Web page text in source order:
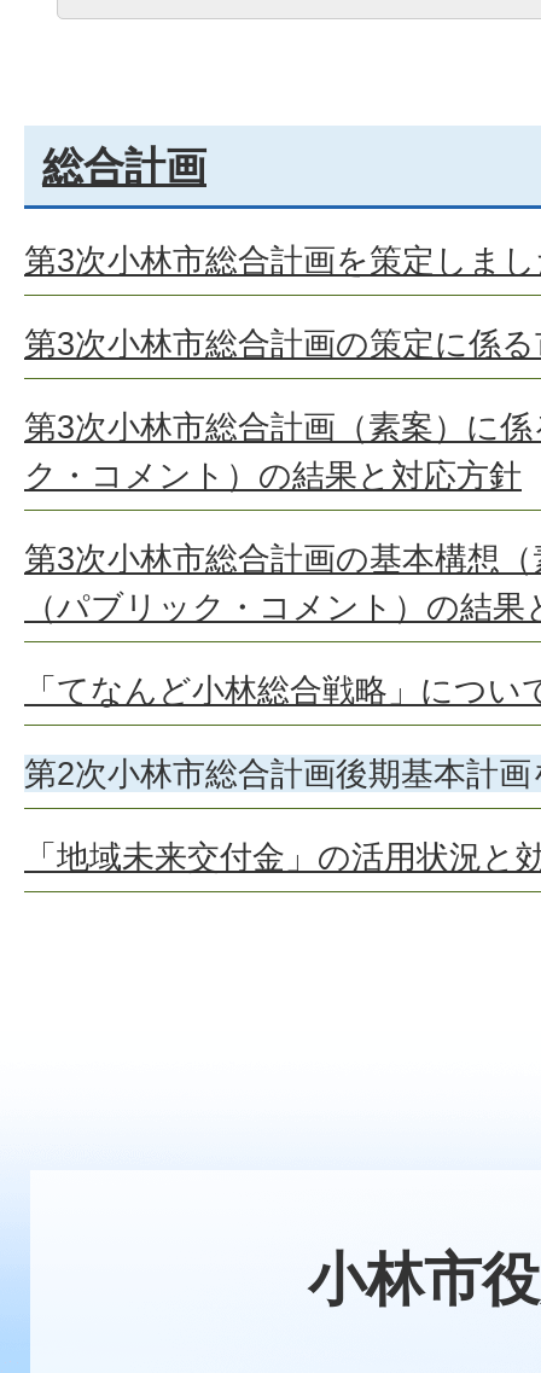
総合計画
第3次小林市総合計画を策定しま
第3次小林市総合計画の策定に係
第3次小林市総合計画（素案）に
ク・コメント）の結果と対応方針
第3次小林市総合計画の基本構想
（パブリック・コメント）の結
「てなんど小林総合戦略」につい
第2次小林市総合計画後期基本計
「地域未来交付金」の活用状況と
小林市